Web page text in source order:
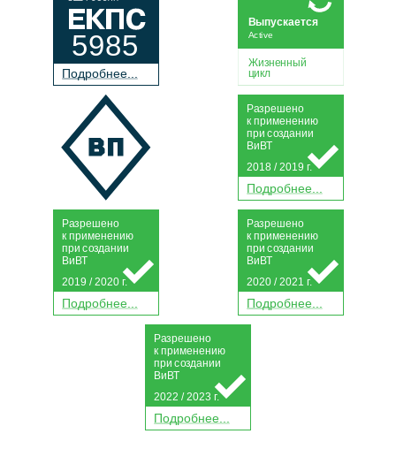
Подробнее...
5985
Жизненный
цикл
Active
Выпускается
Подробнее...
Разрешено
к применению
присоздании
Ви ВТ
2018 / 2019 г.
Подробнее...
Разрешено
к применению
присоздании
Ви ВТ
2019 / 2020 г.
Подробнее...
Разрешено
к применению
присоздании
Ви ВТ
2020 / 2021 г.
Подробнее...
Разрешено
к применению
присоздании
Ви ВТ
2022 / 2023 г.